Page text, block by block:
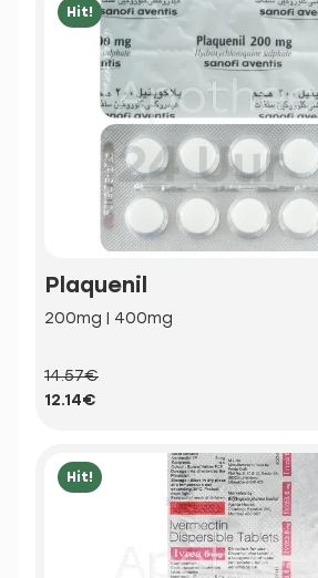
Hit!
Plaquenil
200mg | 400mg
14.57€
12.14€
Hit!